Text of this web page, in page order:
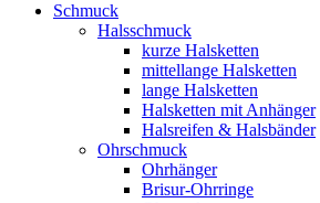
Schmuck
Halsschmuck
kurze Halsketten
mittellange Halsketten
lange Halsketten
Halsketten mit Anhänger
Halsreifen & Halsbänder
Ohrschmuck
Ohrhänger
Brisur-Ohrringe